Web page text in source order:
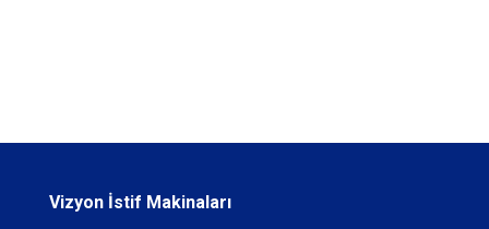
Vizyon İstif Makinaları